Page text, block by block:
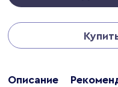
Описание